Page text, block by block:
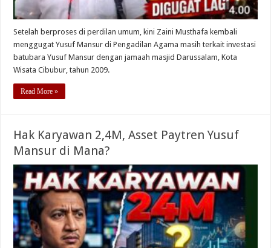
Setelah berproses di perdilan umum, kini Zaini Musthafa kembali
menggugat Yusuf Mansur di Pengadilan Agama masih terkait investasi
batubara Yusuf Mansur dengan jamaah masjid Darussalam, Kota
Wisata Cibubur, tahun 2009.
Read More »
Hak Karyawan 2,4M, Asset Paytren Yusuf
Mansur di Mana?